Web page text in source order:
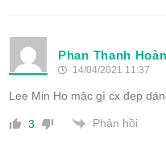
Phan Thanh
14/04/2021 11:37
Lee Min Ho mặc gì cx đẹp
3 Phản hồi